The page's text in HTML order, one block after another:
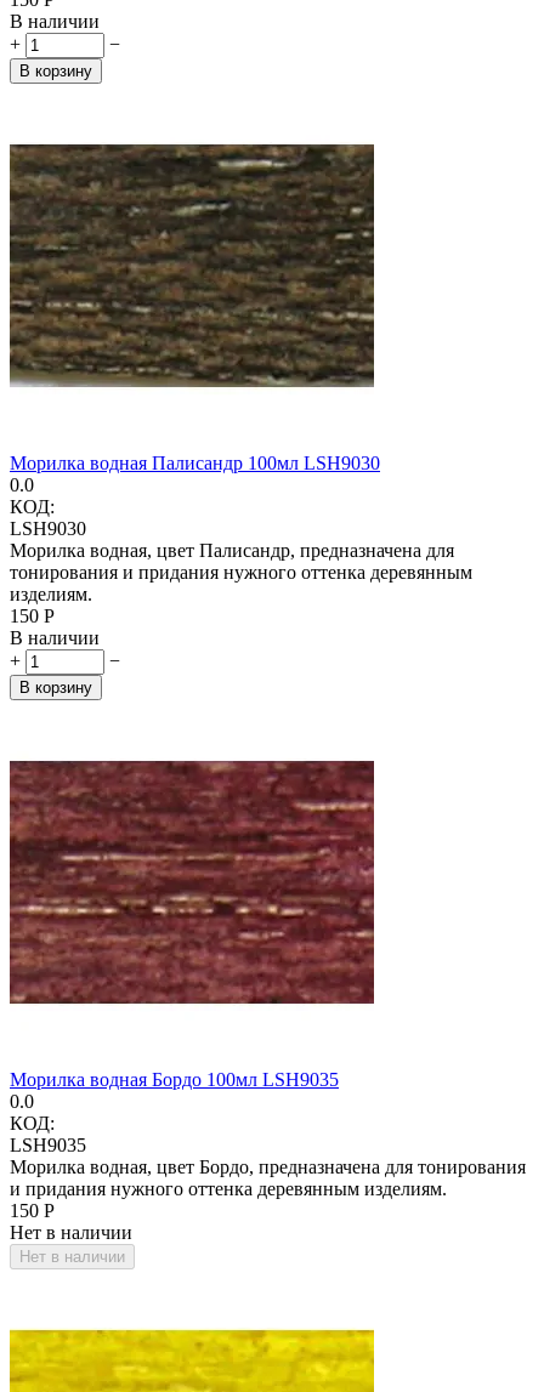
В наличии
+
−
В корзину
Морилка водная Палисандр 100мл LSH9030
0.0
КОД:
LSH9030
Морилка водная, цвет Палисандр, предназначена для
тонирования и придания нужного оттенка деревянным
изделиям.
‍150‍ Р
В наличии
+
−
В корзину
Морилка водная Бордо 100мл LSH9035
0.0
КОД:
LSH9035
Морилка водная, цвет Бордо, предназначена для тонирования
и придания нужного оттенка деревянным изделиям.
‍150‍ Р
Нет в наличии
Нет в наличии